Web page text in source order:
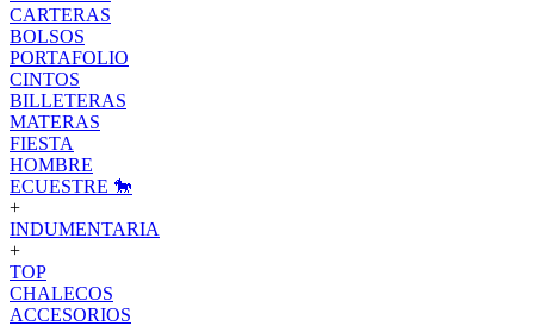
CARTERAS
BOLSOS
PORTAFOLIO
CINTOS
BILLETERAS
MATERAS
FIESTA
HOMBRE
ECUESTRE 🐎
+
INDUMENTARIA
+
TOP
CHALECOS
ACCESORIOS